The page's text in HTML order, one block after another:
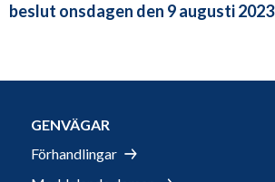
beslut onsdagen den 9 augusti 2023
GENVÄGAR
Förhandlingar